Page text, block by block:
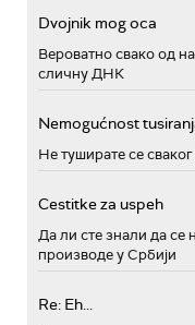
Dvojnik mog oca
Вероватно свако од
сличну ДНК
Nemogućnost
Не туширате се
Cestitke za uspeh
Да ли сте знали да се
производе у Србији
Re: Eh...